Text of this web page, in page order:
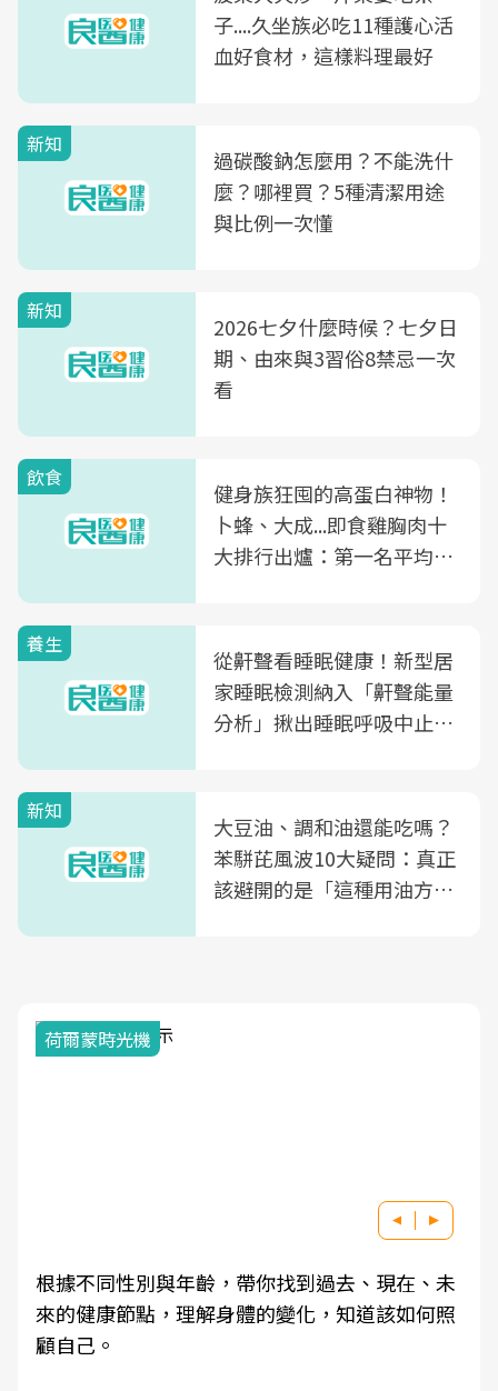
子....久坐族必吃11種護心活
血好食材，這樣料理最好
新知
過碳酸鈉怎麼用？不能洗什
麼？哪裡買？5種清潔用途
與比例一次懂
新知
2026七夕什麼時候？七夕日
期、由來與3習俗8禁忌一次
看
飲食
健身族狂囤的高蛋白神物！
卜蜂、大成...即食雞胸肉十
大排行出爐：第一名平均一
養生
從鼾聲看睡眠健康！新型居
家睡眠檢測納入「鼾聲能量
分析」揪出睡眠呼吸中止症
新知
大豆油、調和油還能吃嗎？
苯駢芘風波10大疑問：真正
該避開的是「這種用油方
荷爾蒙時光機
根據不同性別與年齡，帶你找到過去、現在、未
來的健康節點，理解身體的變化，知道該如何照
顧自己。